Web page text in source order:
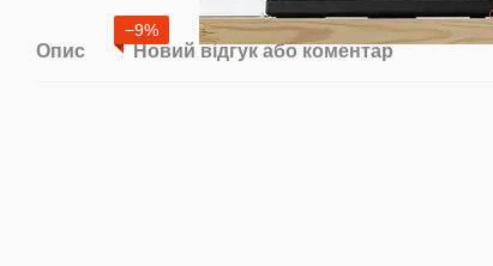
−9%
Опис Новий відгук або коментар